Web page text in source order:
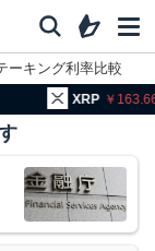
ーキング利率比較